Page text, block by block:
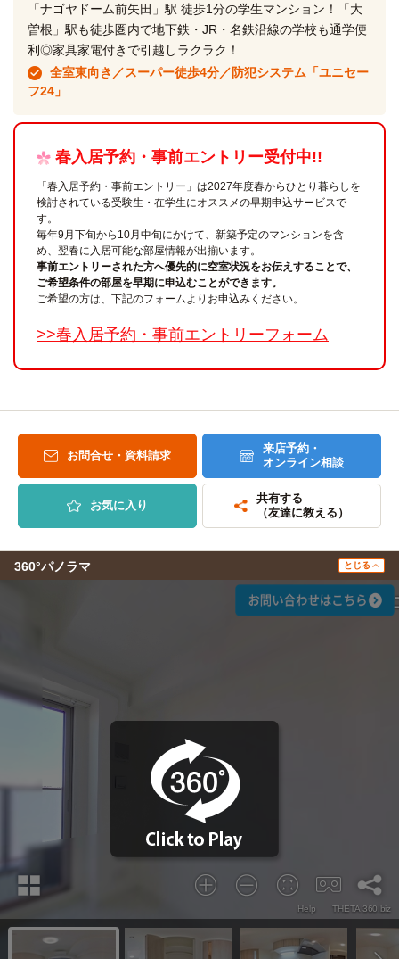
「ナゴヤドーム前矢田」駅 徒歩1分の学生マンション！「大
曽根」駅も徒歩圏内で地下鉄・JR・名鉄沿線の学校も通学便
利◎家具家電付きで引越しラクラク！
全室東向き／スーパー徒歩4分／防犯システム「ユニセー
フ24」
春入居予約・事前エントリー受付中!!
「春入居予約・事前エントリー」は2027年度春からひとり暮らしを
検討されている受験生・在学生にオススメの早期申込サービスで
す。
毎年9月下旬から10月中旬にかけて、新築予定のマンションを含
め、翌春に入居可能な部屋情報が出揃います。
事前エントリーされた方へ優先的に空室状況をお伝えすることで、
ご希望条件の部屋を早期に申込むことができます。
ご希望の方は、下記のフォームよりお申込みください。
>>春入居予約・事前エントリーフォーム
お問合せ・資料請求
来店予約・
オンライン相談
お気に入り
共有する
（友達に教える）
360°パノラマ とじる